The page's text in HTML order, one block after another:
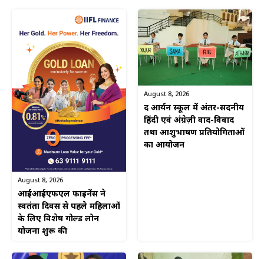
August 8, 2026
आईआईएफएल फाइनेंस ने
स्वतंत्रता दिवस से पहले महिलाओं
के लिए विशेष गोल्ड लोन
योजना शुरू की
August 8, 2026
द आर्यन स्कूल में अंतर-सदनीय
हिंदी एवं अंग्रेज़ी वाद-विवाद
तथा आशुभाषण प्रतियोगिताओं
का आयोजन